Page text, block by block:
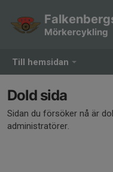
Till hemsidan
Mörkercykling
Dold sida
Sidan du försöker nå är
administratörer.